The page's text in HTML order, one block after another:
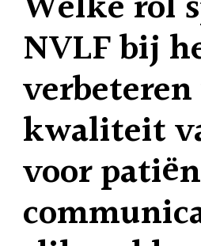
NVLF bij
kwaliteit
voor